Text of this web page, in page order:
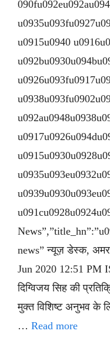
u0915u0940
news” न्यूज़ डेस्क, अमर
Jun 2020 12:51 PM
दिग्विजय सिह की
मुक्त विशिष्ट अनुभव के
… Read more